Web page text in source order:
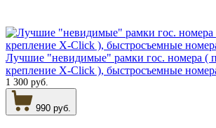
Лучшие "невидимые" рамки гос. номера (
крепление X-Click ), быстросъемные
1 300 руб.
990 руб.